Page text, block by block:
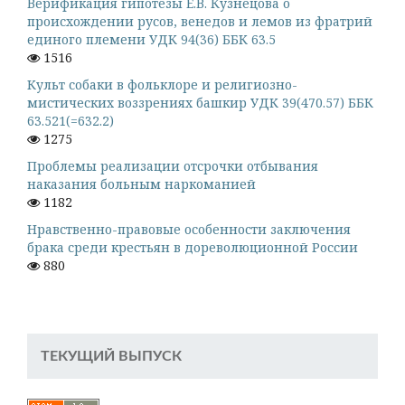
Верификация гипотезы Е.В. Кузнецова о
происхождении русов, венедов и лемов из фратрий
единого племени УДК 94(36) ББК 63.5
1516
Культ собаки в фольклоре и религиозно-
мистических воззрениях башкир УДК 39(470.57) ББК
63.521(=632.2)
1275
Проблемы реализации отсрочки отбывания
наказания больным наркоманией
1182
Нравственно-правовые особенности заключения
брака среди крестьян в дореволюционной России
880
ТЕКУЩИЙ ВЫПУСК